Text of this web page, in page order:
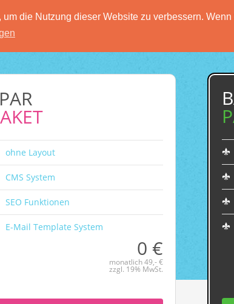
die Nutzung dieser Website zu verbessern.
HOME
ohne Layout
CMS System
SEO Funktionen
E-Mail Template System
0 €
monatlich 49,- €
zzgl. 19% MwSt.